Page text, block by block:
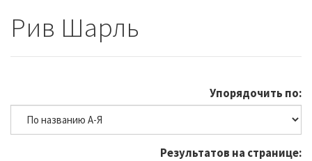
Рив Шарль
Упорядочить по:
Результатов на странице: